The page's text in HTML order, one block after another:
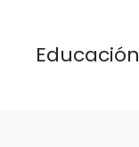
Educación